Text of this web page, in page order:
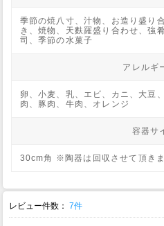
季節の焼八寸、汁物、お造り盛り
き、焼物、天麩羅盛り合わせ、強
司、季節の水菓子
アレルギ
卵、小麦、乳、エビ、カニ、大豆
肉、豚肉、牛肉、オレンジ
容器サ
30cm角 ※陶器は回収させて頂きま
レビュー件数： 7件